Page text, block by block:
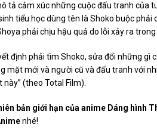
tả cảm xúc những cuộc đấu tranh của
tiểu học dùng tên là Shoko buộc
phải chịu hậu quả do lỗi xảy ra trong
định phải tìm Shoko, sửa đổi những gì
mặt mới và người cũ và đấu tranh với
(theo Total Film).
bản giới hạn của anime Dáng hình
nhé!